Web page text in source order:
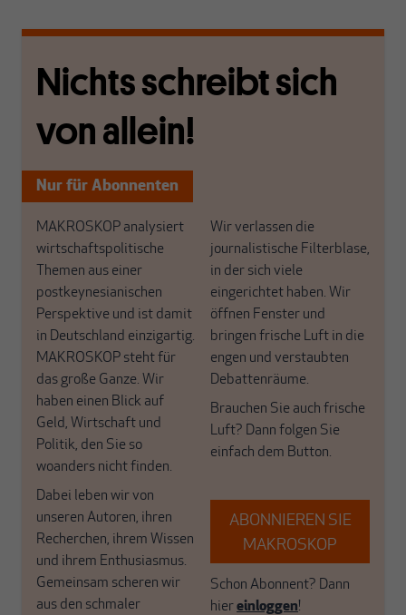
Nichts schreibt sich
von allein!
Nur für Abonnenten
MAKROSKOP analysiert
wirtschaftspolitische
Themen aus einer
postkeynesianischen
Perspektive und ist damit
in Deutschland einzigartig.
MAKROSKOP steht für
das große Ganze. Wir
haben einen Blick auf
Geld, Wirtschaft und
Politik, den Sie so
woanders nicht finden.
Dabei leben wir von
unseren Autoren, ihren
Recherchen, ihrem Wissen
und ihrem Enthusiasmus.
Gemeinsam scheren wir
aus den schmaler
Wir verlassen die
journalistische Filterblase,
in der sich viele
eingerichtet haben. Wir
öffnen Fenster und
bringen frische Luft in die
engen und verstaubten
Debattenräume.
Brauchen Sie auch frische
Luft? Dann folgen Sie
einfach dem Button.
ABONNIEREN SIE
MAKROSKOP
Schon Abonnent? Dann
hiereinloggen!